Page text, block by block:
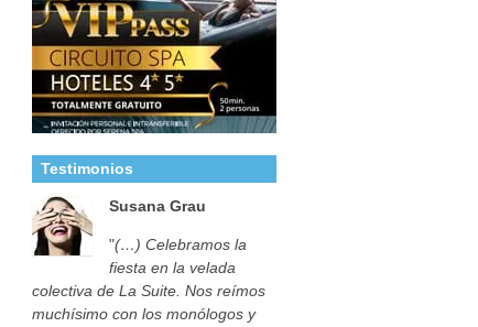
Testimonios
Susana Grau
"(…) Celebramos la
fiesta en la velada
colectiva de La Suite. Nos reímos
muchísimo con los monólogos y